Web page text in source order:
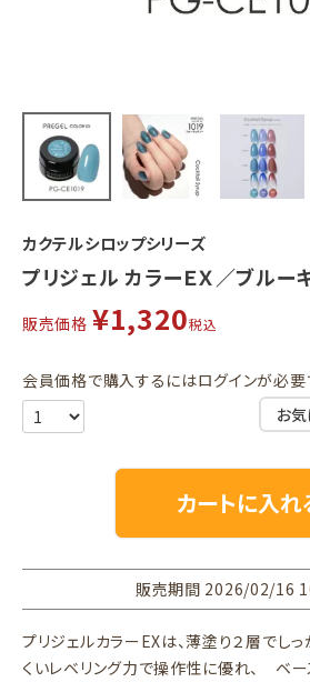
カクテルシロップシリーズ
プリジェル カラーＥＸ／ブルー
販売価格 ¥1,320税込
会員価格で購入するにはログインが必要
お
カートに入れ
販売期間 2026/02/16
プリジェルカラーEXは、薄塗り２層でし
くいレベリング力で操作性に優れ、 ベー